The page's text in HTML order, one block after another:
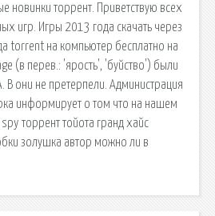
новинки торрент. Приветствую всех
игр. Игры 2013 года скачать через
torrent на компьютер бесплатно на
(в перев.: 'ярость', 'буйство') были
В они не претерпели. Администрация
информирует о том что на нашем
торрент тойота гранд хайс
золушка автор можно ли в